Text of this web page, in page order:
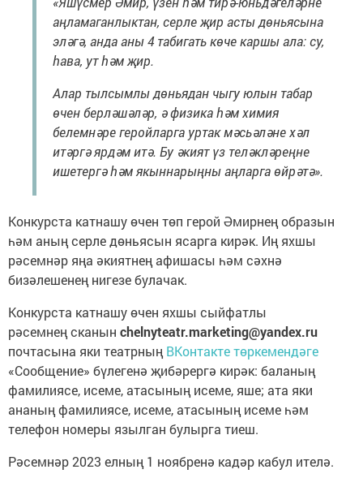
аңламаганлыктан, серле җир асты дөньясына
эләгә, анда аны 4 табигать көче каршы ала: су,
һава, ут һәм җир.
Алар тылсымлы дөньядан чыгу юлын табар
өчен берләшәләр, ә физика һәм химия
белемнәре геройларга уртак мәсьәләне хәл
итәргә ярдәм итә. Бу әкият үз теләкләреңне
ишетергә һәм якыннарыңны аңларга өйрәтә».
Конкурста катнашу өчен төп герой Әмирнең образын
һәм аның серле дөньясын ясарга кирәк. Иң яхшы
рәсемнәр яңа әкиятнең афишасы һәм сәхнә
бизәлешенең нигезе булачак.
Конкурста катнашу өчен яхшы сыйфатлы
рәсемнең сканын chelnyteatr.marketing@yandex.ru
почтасына яки театрның ВКонтакте төркемендәге
«Сообщение» бүлегенә җибәрергә кирәк: баланың
фамилиясе, исеме, атасының исеме, яше; ата яки
ананың фамилиясе, исеме, атасының исеме һәм
телефон номеры язылган булырга тиеш.
Рәсемнәр 2023 елның 1 ноябренә кадәр кабул ителә.